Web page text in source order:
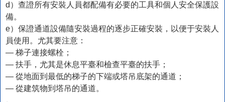
d）查證所有安裝人員都配備有必要的工具和個人安全保護設
備。
e）保證通道設備隨安裝過程的逐步正確安裝，以便于安裝人
員使用。尤其要注意：
― 梯子連接螺栓；
― 扶手，尤其是休息平臺和檢查平臺的扶手；
― 從地面到最低的梯子的下端或塔吊底架的通道；
― 從建筑物到塔吊的通道。
。